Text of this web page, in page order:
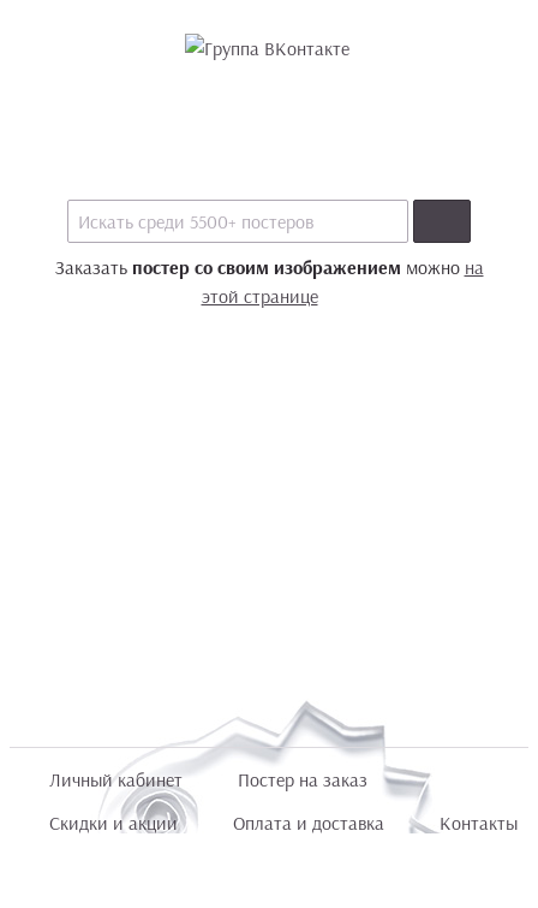
Заказать постер со своим изображением можно на
этой странице
Личный кабинет
Постер на заказ
Скидки и акции
Оплата и доставка
Контакты